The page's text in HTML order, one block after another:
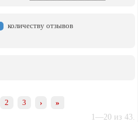
количеству отзывов
2 3 ›
»
1—20 из 43.